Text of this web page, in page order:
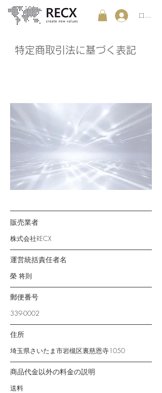
ログイン
特定商取引法に基づく表記
販売業者
株式会社RECX
運営統括責任者名
榮 将則
郵便番号
339-0002
住所
埼玉県さいたま市岩槻区裏慈恩寺1050
商品代金以外の料金の説明
送料